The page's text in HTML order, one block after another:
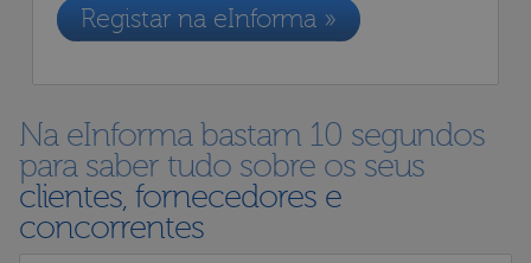
Registar na eInforma »
Na eInforma bastam 10 segundos
para saber tudo sobre os seus
clientes, fornecedores e
concorrentes